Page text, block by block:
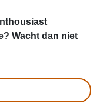
Wacht dan niet